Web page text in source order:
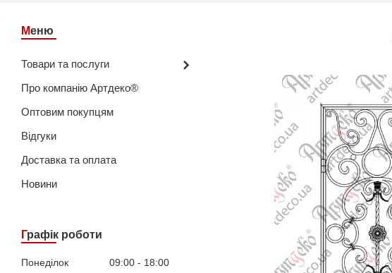
Товари та послуги
Про компанію Артдеко®
Оптовим покупцям
Відгуки
Доставка та оплата
Новини
Графік роботи
Понеділок 09:00
18:00